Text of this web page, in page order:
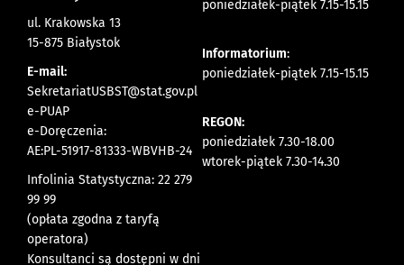
ul. Krakowska 13
15-875 Białystok
E-mail:
SekretariatUSBST@stat.gov.pl
e-PUAP
e-Doręczenia:
AE:PL-51917-81333-WBVHB-24
Infolinia Statystyczna: 22 279
99 99
(opłata zgodna z taryfą
operatora)
Konsultanci są dostępni w dni
poniedziałek-piątek 7.15-15.15
Informatorium:
poniedziałek-piątek 7.15-15.15
REGON:
poniedziałek 7.30-18.00
wtorek-piątek 7.30-14.30